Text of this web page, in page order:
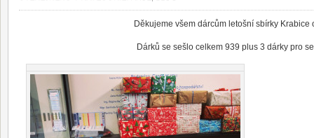
Děkujeme všem dárcům letošní sbírky Krabice
Dárků se sešlo celkem 939 plus 3 dárky pro